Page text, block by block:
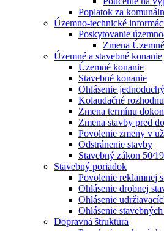
Poplatok za
Územno-technické
Poskytovanie
Zmena
Územné a stavebné konanie
Územné konanie
Stavebné konanie
Ohlásenie
Kolaudačné
Zmena termínu
Zmena stavby pred
Povolenie zmeny v
Odstránenie stavby
Stavebný zákon
Stavebný poriadok
Povolenie reklamnej
Ohlásenie drobnej
Ohlásenie
Ohlásenie
Dopravná štruktúra